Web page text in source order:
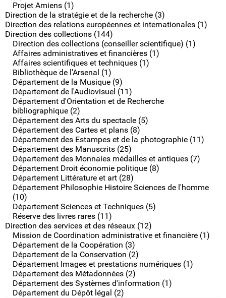
Projet Amiens (1)
Direction de la stratégie et de la recherche (3)
Direction des relations européennes et internationales (1)
Direction des collections (144)
Direction des collections (conseiller scientifique) (1)
Affaires administratives et financières (1)
Affaires scientifiques et techniques (1)
Bibliothèque de l'Arsenal (1)
Département de la Musique (9)
Département de l'Audiovisuel (11)
Département d'Orientation et de Recherche
bibliographique (2)
Département des Arts du spectacle (5)
Département des Cartes et plans (8)
Département des Estampes et de la photographie (11)
Département des Manuscrits (25)
Département des Monnaies médailles et antiques (7)
Département Droit économie politique (8)
Département Littérature et art (28)
Département Philosophie Histoire Sciences de l'homme
(10)
Département Sciences et Techniques (5)
Réserve des livres rares (11)
Direction des services et des réseaux (12)
Mission de Coordination administrative et financière (1)
Département de la Coopération (3)
Département de la Conservation (2)
Département Images et prestations numériques (1)
Département des Métadonnées (2)
Département des Systèmes d'information (1)
Département du Dépôt légal (2)